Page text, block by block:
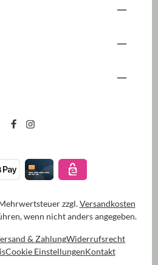
zzgl.Versandkosten
wenn nicht anders angegeben.
& ZahlungWiderrufsrecht
Cookie EinstellungenKontakt